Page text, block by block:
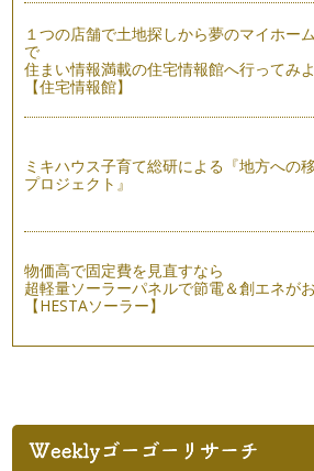
皆さん、こんにちは！ アクティブ野
す。梅雨もまっただ中！ でも、庭の…
野菜も大変身！ 親子で作ろう ジェリ
皆さん、こんにちは！野菜ソムリエの
とうとう梅雨入りしましたね。家にこ…
野菜でスイーツ♪ 親子で作ろうトマト
こんにちは！ 野菜ソムリエの岩本 香
こんにちは！野菜ソムリエの岩本 香で
しが感じられるようになってきました…
皆さん、こんにちは！ 野菜ソムリエの
のコラムでは、私の息子（現…
１つの店舗で土地探しから夢のマイホー
で
住まい情報満載の住宅情報館へ行ってみ
【住宅情報館】
ミキハウス子育て総研による『地方への
プロジェクト』
物価高で固定費を見直すなら
超軽量ソーラーパネルで節電＆創エネが
【HESTAソーラー】